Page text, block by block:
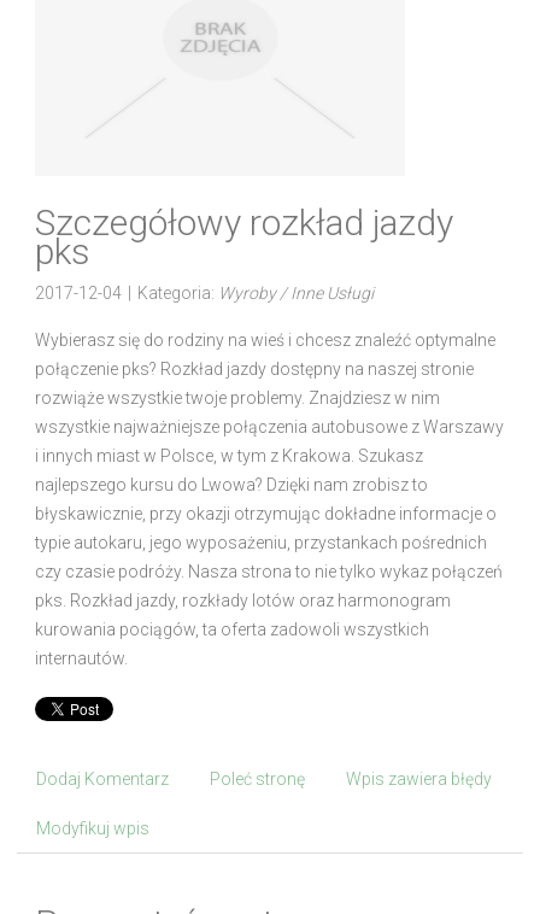
Szczegółowy rozkład jazdy
pks
2017-12-04 Kategoria: Wyroby / Inne Usługi
Wybierasz się do rodziny na wieś i chcesz znaleźć optymalne
połączenie pks? Rozkład jazdy dostępny na naszej stronie
rozwiąże wszystkie twoje problemy. Znajdziesz w nim
wszystkie najważniejsze połączenia autobusowe z Warszawy
i innych miast w Polsce, w tym z Krakowa. Szukasz
najlepszego kursu do Lwowa? Dzięki nam zrobisz to
błyskawicznie, przy okazji otrzymując dokładne informacje o
typie autokaru, jego wyposażeniu, przystankach pośrednich
czy czasie podróży. Nasza strona to nie tylko wykaz połączeń
pks. Rozkład jazdy, rozkłady lotów oraz harmonogram
kurowania pociągów, ta oferta zadowoli wszystkich
internautów.
Dodaj Komentarz Poleć stronę Wpis zawiera błędy
Modyfikuj wpis